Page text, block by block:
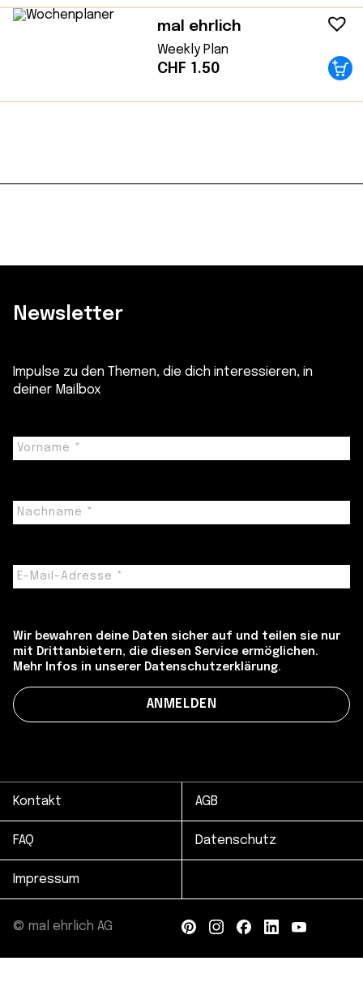
mal ehrlich
Weekly Plan
CHF 1.50
Newsletter
Impulse zu den Themen, die dich interessieren, in
deiner Mailbox
Wir bewahren deine Daten sicher auf und teilen sie nur
mit Drittanbietern, die diesen Service ermöglichen.
Mehr Infos in unserer Datenschutzerklärung.
Kontakt AGB
FAQ Datenschutz
Impressum
© mal ehrlich AG